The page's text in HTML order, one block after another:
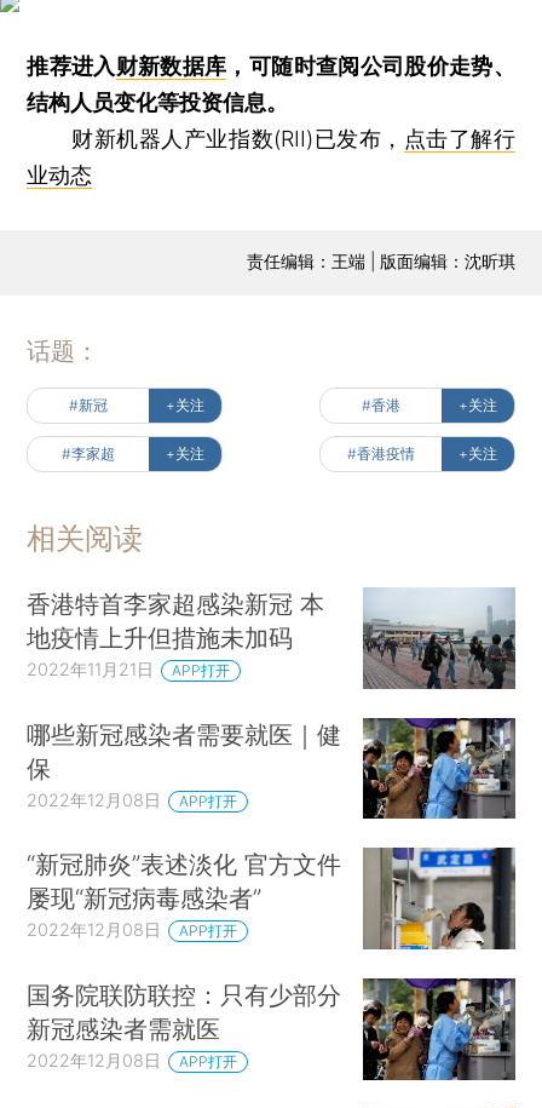
推荐进入财新数据库 ，可随时查阅公司股价走势、
结构人员变化等投资信息。
财新机器人产业指数(RII)已发布， 点击了解行
业动态
责任编辑：王端 | 版面编辑：沈昕琪
话题：
#新冠 +关注 #香港 +关注
#李家超 +关注 #香港疫情 +关注
相关阅读
香港特首李家超感染新冠 本
地疫情上升但措施未加码
2022年11月21日 APP打开
哪些新冠感染者需要就医｜健
保
2022年12月08日 APP打开
“新冠肺炎”表述淡化 官方文件
屡现“新冠病毒感染者”
2022年12月08日 APP打开
国务院联防联控：只有少部分
新冠感染者需就医
2022年12月08日 APP打开